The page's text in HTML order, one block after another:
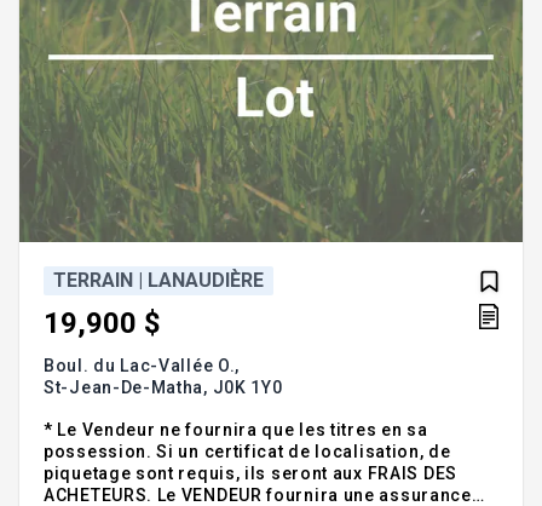
TERRAIN | LANAUDIÈRE
19,900 $
Boul. du Lac-Vallée O.,
St-Jean-De-Matha, J0K 1Y0
* Le Vendeur ne fournira que les titres en sa
possession. Si un certificat de localisation, de
piquetage sont requis, ils seront aux FRAIS DES
ACHETEURS. Le VENDEUR fournira une assurance